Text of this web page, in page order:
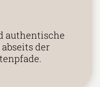
authentische
der